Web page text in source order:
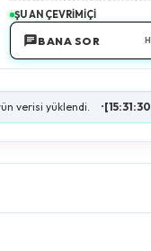
ŞU AN ÇEVRİMİÇİ
BANA SOR
•[15:31:30] Teknik